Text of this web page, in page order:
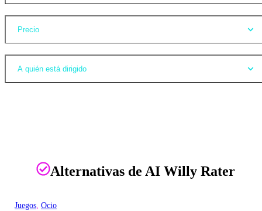
Precio
A quién está dirigido
Alternativas de AI Willy Rater
Juegos, Ocio